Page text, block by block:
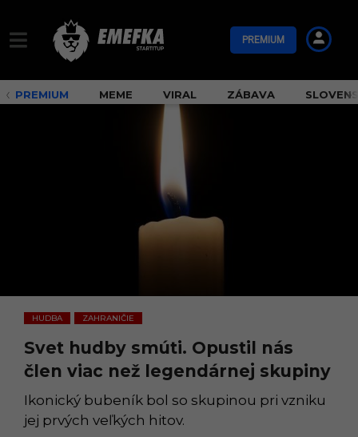
PREMIUM
PREMIUM MEME VIRAL ZÁBAVA
HUDBA
,
ZAHRANIČIE
Svet hudby smúti. Opustil nás
člen viac než legendárnej skupiny
Ikonický bubeník bol so skupinou pri vzniku
jej prvých veľkých hitov.